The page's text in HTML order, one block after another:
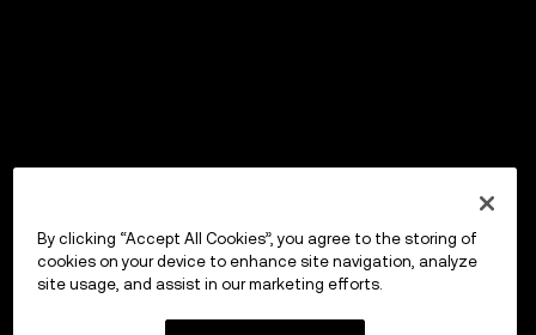
By clicking “Accept All Cookies”, you agree to the storing of
cookies on your device to enhance site navigation, analyze
site usage, and assist in our marketing efforts.